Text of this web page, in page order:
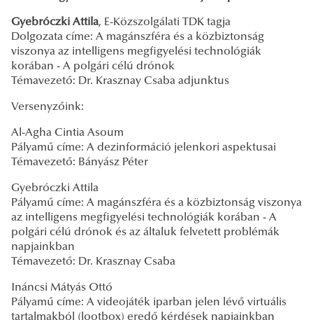
Gyebróczki Attila, E-Közszolgálati TDK tagja
Dolgozata címe: A magánszféra és a közbiztonság
viszonya az intelligens megfigyelési technológiák
korában - A polgári célú drónok
Témavezető: Dr. Krasznay Csaba adjunktus
Versenyzőink:
Al-Agha Cintia Asoum
Pályamű címe: A dezinformáció jelenkori aspektusai
Témavezető: Bányász Péter
Gyebróczki Attila
Pályamű címe: A magánszféra és a közbiztonság viszonya
az intelligens megfigyelési technológiák korában - A
polgári célú drónok és az általuk felvetett problémák
napjainkban
Témavezető: Dr. Krasznay Csaba
Ináncsi Mátyás Ottó
Pályamű címe: A videojáték iparban jelen lévő virtuális
tartalmakból (lootbox) eredő kérdések napjainkban